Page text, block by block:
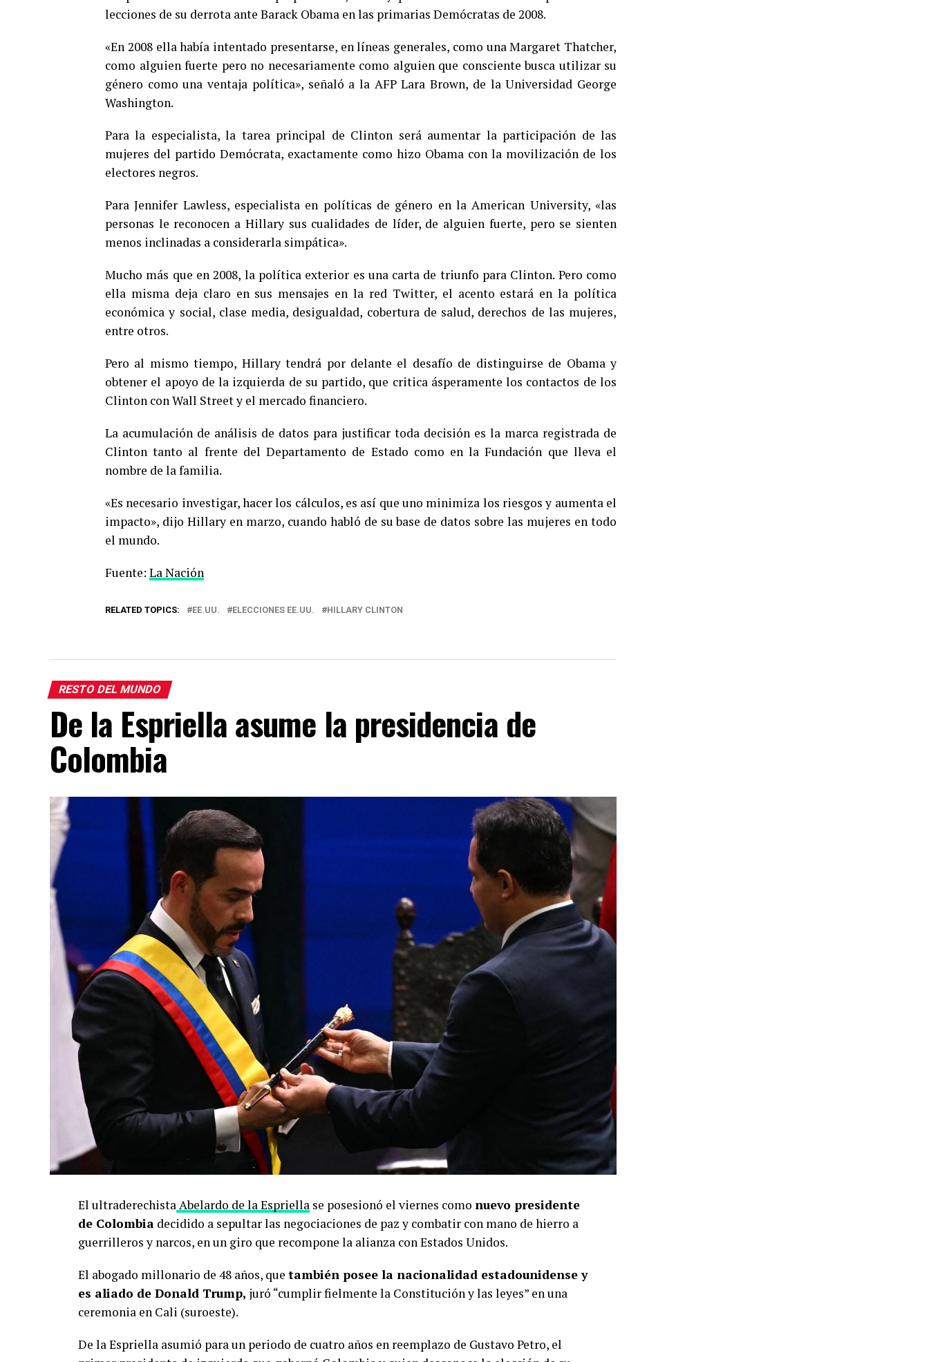
lecciones de su derrota ante Barack Obama en las primarias Demócratas de 2008.
«En 2008 ella había intentado presentarse, en líneas generales, como una Margaret Thatcher,
como alguien fuerte pero no necesariamente como alguien que consciente busca utilizar su
género como una ventaja política», señaló a la AFP Lara Brown, de la Universidad George
Washington.
Para la especialista, la tarea principal de Clinton será aumentar la participación de las
mujeres del partido Demócrata, exactamente como hizo Obama con la movilización de los
electores negros.
Para Jennifer Lawless, especialista en políticas de género en la American University, «las
personas le reconocen a Hillary sus cualidades de líder, de alguien fuerte, pero se sienten
menos inclinadas a considerarla simpática».
Mucho más que en 2008, la política exterior es una carta de triunfo para Clinton. Pero como
ella misma deja claro en sus mensajes en la red Twitter, el acento estará en la política
económica y social, clase media, desigualdad, cobertura de salud, derechos de las mujeres,
entre otros.
Pero al mismo tiempo, Hillary tendrá por delante el desafío de distinguirse de Obama y
obtener el apoyo de la izquierda de su partido, que critica ásperamente los contactos de los
Clinton con Wall Street y el mercado financiero.
La acumulación de análisis de datos para justificar toda decisión es la marca registrada de
Clinton tanto al frente del Departamento de Estado como en la Fundación que lleva el
nombre de la familia.
«Es necesario investigar, hacer los cálculos, es así que uno minimiza los riesgos y aumenta el
impacto», dijo Hillary en marzo, cuando habló de su base de datos sobre las mujeres en todo
el mundo.
Fuente: La Nación
RELATED TOPICS: EE.UU. ELECCIONES EE.UU. HILLARY CLINTON
RESTO DEL MUNDO
De la Espriella asume la presidencia de
Colombia
El ultraderechistaAbelardo de la Espriella se posesionó el viernes como nuevo presidente
de Colombia decidido a sepultar las negociaciones de paz y combatir con mano de hierro a
guerrilleros y narcos, en un giro que recompone la alianza con Estados Unidos.
El abogado millonario de 48 años, que también posee la nacionalidad estadounidense y
es aliado de Donald Trump, juró “cumplir fielmente la Constitución y las leyes” en una
ceremonia en Cali (suroeste).
De la Espriella asumió para un periodo de cuatro años en reemplazo de Gustavo Petro, el